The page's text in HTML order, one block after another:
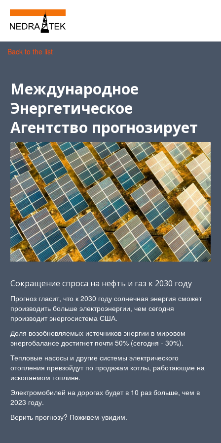
Back to the list
Международное
Энергетическое
Агентство прогнозирует
Сокращение спроса на нефть и газ к 2030 году
Прогноз гласит, что к 2030 году солнечная энергия сможет
производить больше электроэнергии, чем сегодня
производит энергосистема США.
Доля возобновляемых источников энергии в мировом
энергобалансе достигнет почти 50% (сегодня - 30%).
Тепловые насосы и другие системы электрического
отопления превзойдут по продажам котлы, работающие на
ископаемом топливе.
Электромобилей на дорогах будет в 10 раз больше, чем в
2023 году.
Верить прогнозу? Поживем-увидим.